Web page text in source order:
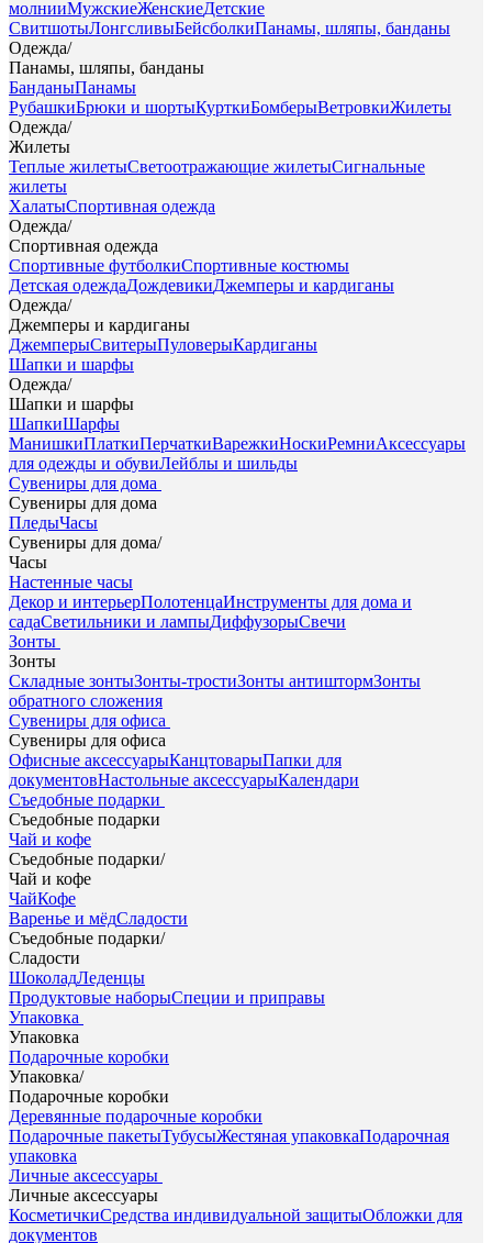
молнииМужскиеЖенскиеДетские
СвитшотыЛонгсливыБейсболкиПанамы, шляпы, банданы
Одежда/
Панамы, шляпы, банданы
БанданыПанамы
РубашкиБрюки и шортыКурткиБомберыВетровкиЖилеты
Одежда/
Жилеты
Теплые жилетыСветоотражающие жилетыСигнальные
жилеты
ХалатыСпортивная одежда
Одежда/
Спортивная одежда
Спортивные футболкиСпортивные костюмы
Детская одеждаДождевикиДжемперы и кардиганы
Одежда/
Джемперы и кардиганы
ДжемперыСвитерыПуловерыКардиганы
Шапки и шарфы
Одежда/
Шапки и шарфы
ШапкиШарфы
МанишкиПлаткиПерчаткиВарежкиНоскиРемниАксессуары
для одежды и обувиЛейблы и шильды
Сувениры для дома
Сувениры для дома
ПледыЧасы
Сувениры для дома/
Часы
Настенные часы
Декор и интерьерПолотенцаИнструменты для дома и
садаСветильники и лампыДиффузорыСвечи
Зонты
Зонты
Складные зонтыЗонты-тростиЗонты антиштормЗонты
обратного сложения
Сувениры для офиса
Сувениры для офиса
Офисные аксессуарыКанцтоварыПапки для
документовНастольные аксессуарыКалендари
Съедобные подарки
Съедобные подарки
Чай и кофе
Съедобные подарки/
Чай и кофе
ЧайКофе
Варенье и мёдСладости
Съедобные подарки/
Сладости
ШоколадЛеденцы
Продуктовые наборыСпеции и приправы
Упаковка
Упаковка
Подарочные коробки
Упаковка/
Подарочные коробки
Деревянные подарочные коробки
Подарочные пакетыТубусыЖестяная упаковкаПодарочная
упаковка
Личные аксессуары
Личные аксессуары
КосметичкиСредства индивидуальной защитыОбложки для
документов